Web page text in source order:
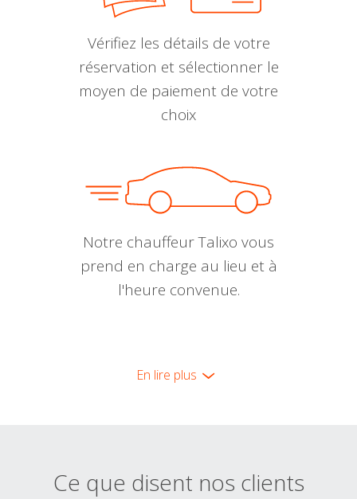
Vérifiez les détails de votre
réservation et sélectionner le
moyen de paiement de votre
choix
Notre chauffeur Talixo vous
prend en charge au lieu et à
l'heure convenue.
En lire plus
Ce que disent nos clients